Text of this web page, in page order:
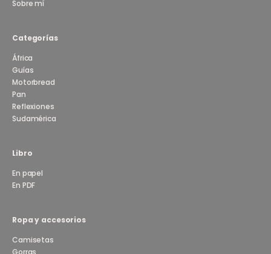
Sobre mí
Categorías
África
Guías
Motorbread
Pan
Reflexiones
Sudamérica
Libro
En papel
En PDF
Ropa y accesorios
Camisetas